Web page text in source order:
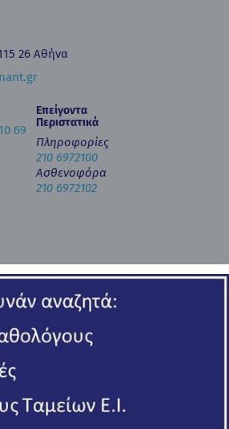
26 Αθήνα
69
Επείγοντα
Περιστατικά
Πληροφορίες
210 6972100
Ασθενοφόρα
210 6972102